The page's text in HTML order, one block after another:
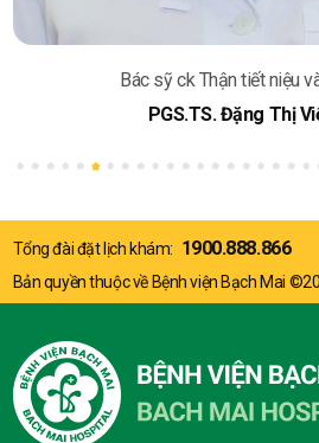
Bác sỹ ck Thận tiết niệu
PGS.TS. Đặng Thị
Tổng đài đặt lịch khám: 1900.888.866
Bản quyền thuộc về Bệnh viện Bạch Mai